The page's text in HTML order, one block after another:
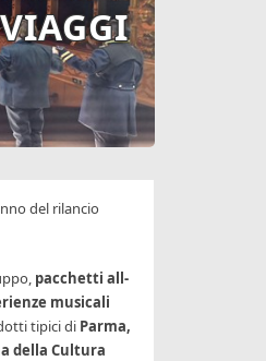
del rilancio
pacchetti all-
musicali
tipici di Parma,
della Cultura